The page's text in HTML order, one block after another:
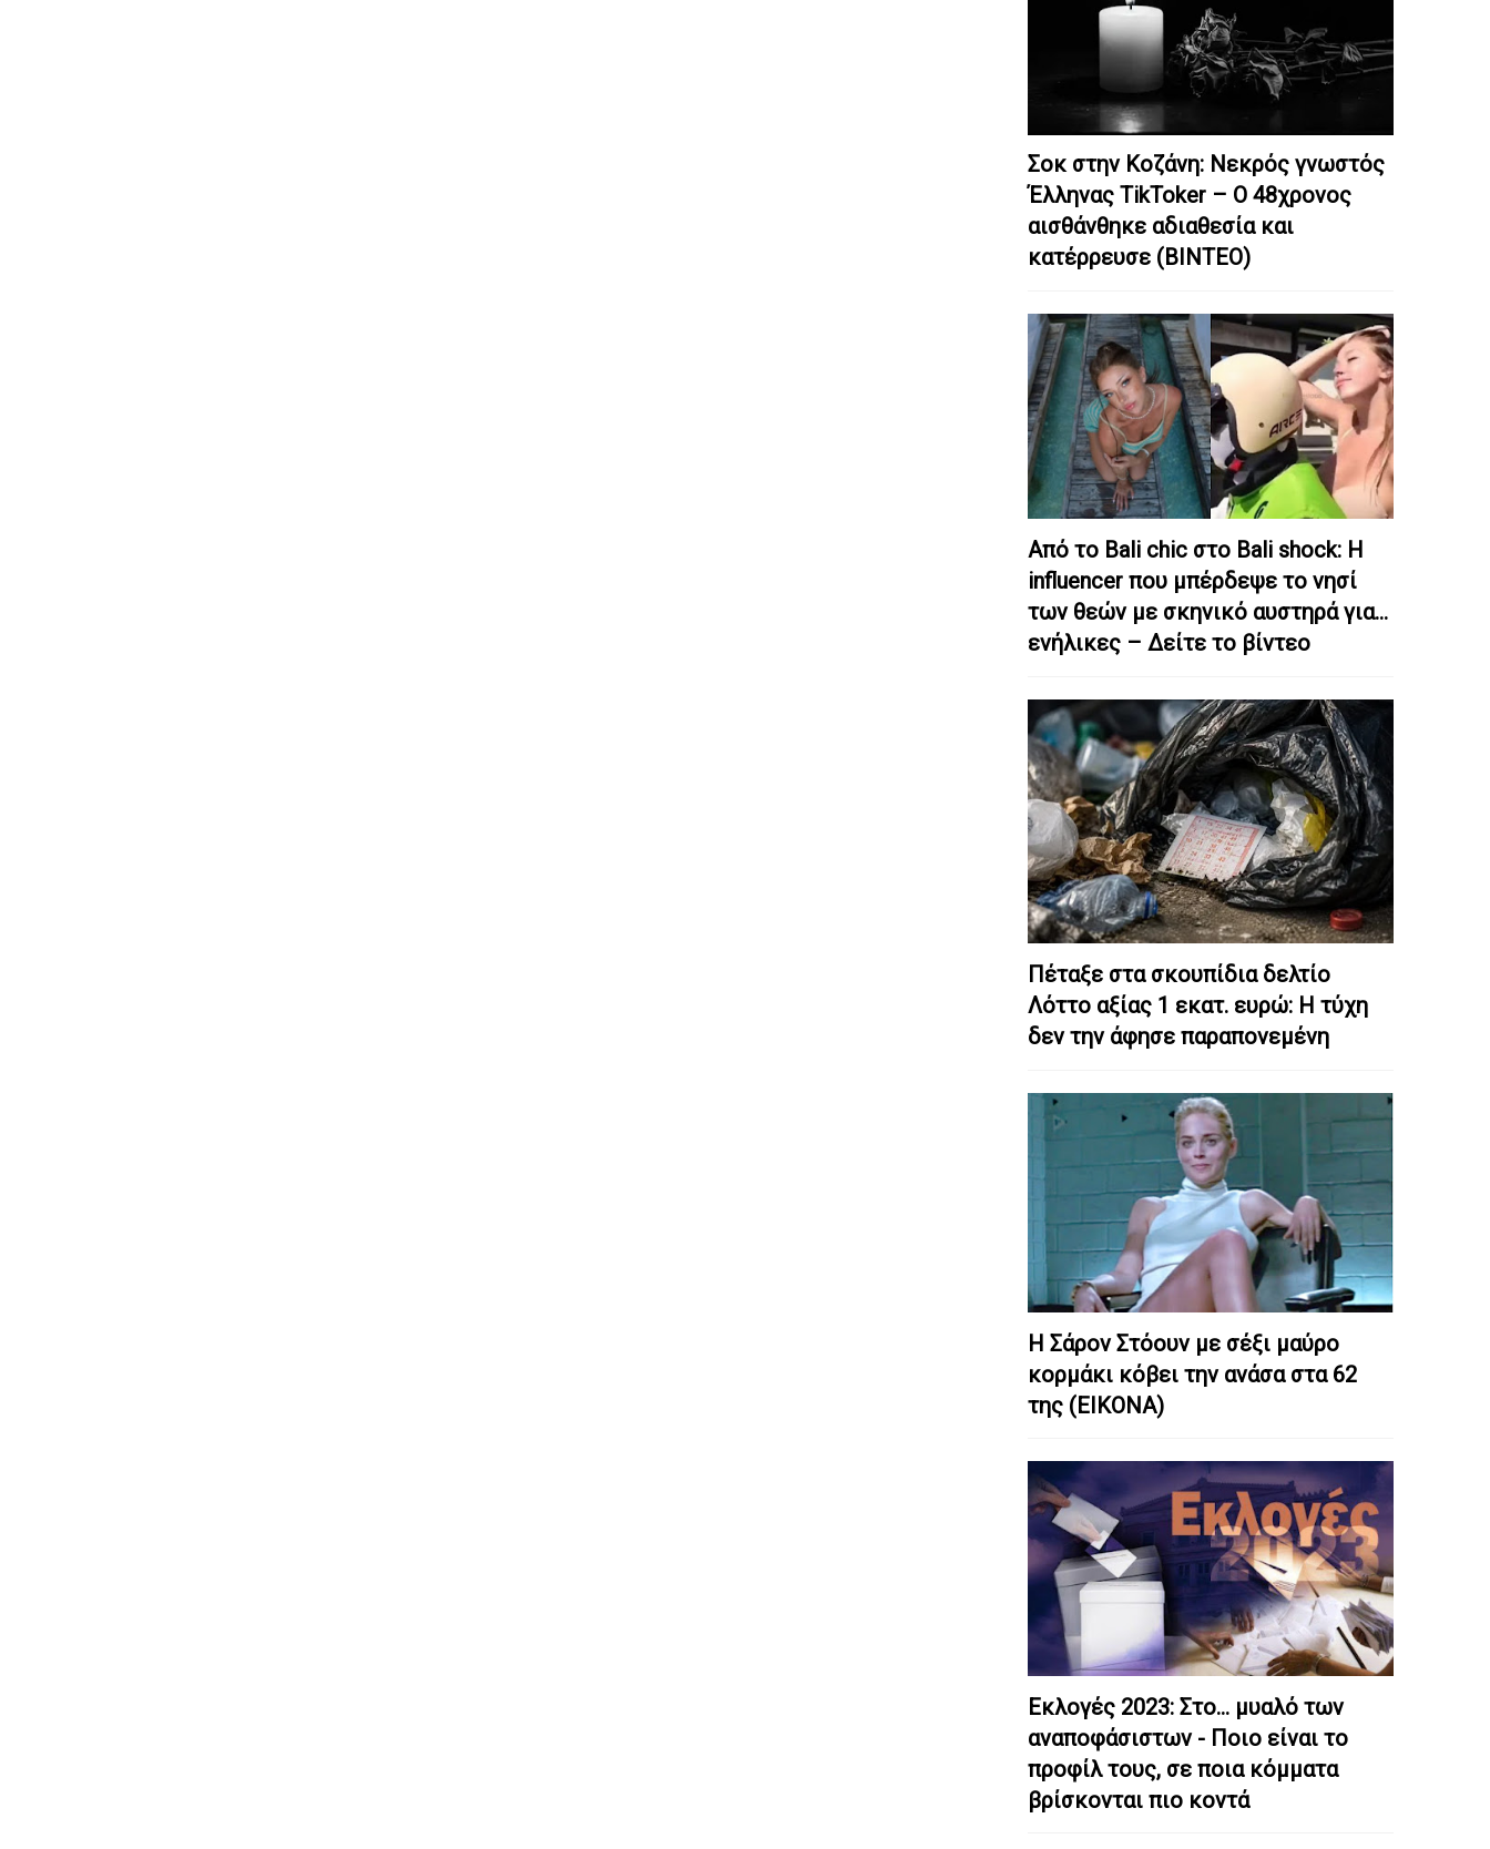
Σοκ στην Κοζάνη: Nεκρός γνωστός
Έλληνας TikToker – Ο 48χρονος
αισθάνθηκε αδιαθεσία και
κατέρρευσε (ΒΙΝΤΕΟ)
Από το Bali chic στο Bali shock: Η
influencer που μπέρδεψε το νησί
των θεών με σκηνικό αυστηρά για…
ενήλικες – Δείτε το βίντεο
Πέταξε στα σκουπίδια δελτίο
Λόττο αξίας 1 εκατ. ευρώ: Η τύχη
δεν την άφησε παραπονεμένη
Η Σάρον Στόουν με σέξι μαύρο
κορμάκι κόβει την ανάσα στα 62
της (ΕΙΚΟΝΑ)
Εκλογές 2023: Στο… μυαλό των
αναποφάσιστων - Ποιο είναι το
προφίλ τους, σε ποια κόμματα
βρίσκονται πιο κοντά